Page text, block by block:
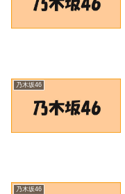
乃木坂46
乃木坂46